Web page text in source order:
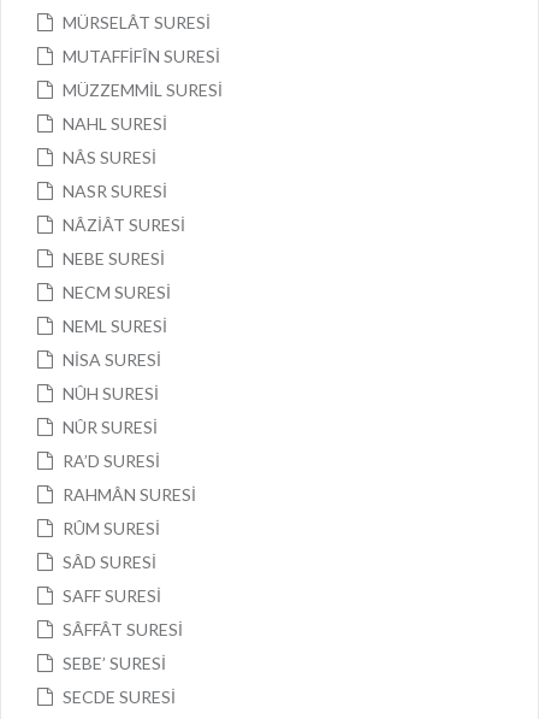
MÜRSELÂT SURESİ
MUTAFFİFÎN SURESİ
MÜZZEMMİL SURESİ
NAHL SURESİ
NÂS SURESİ
NASR SURESİ
NÂZİÂT SURESİ
NEBE SURESİ
NECM SURESİ
NEML SURESİ
NİSA SURESİ
NÛH SURESİ
NÛR SURESİ
RA’D SURESİ
RAHMÂN SURESİ
RÛM SURESİ
SÂD SURESİ
SAFF SURESİ
SÂFFÂT SURESİ
SEBE’ SURESİ
SECDE SURESİ